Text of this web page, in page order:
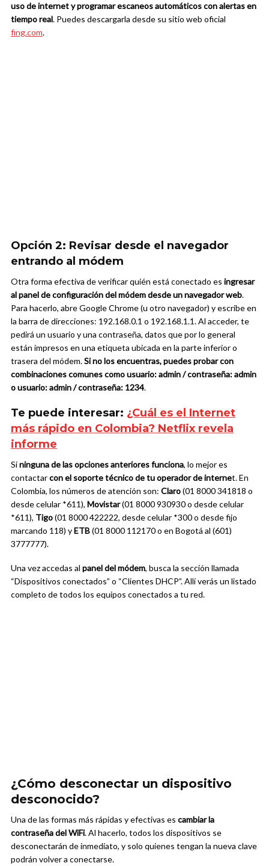
uso de internet y programar escaneos automáticos con alertas en
tiempo real. Puedes descargarla desde su sitio web oficial
fing.com.
Opción 2: Revisar desde el navegador
entrando al módem
Otra forma efectiva de verificar quién está conectado es ingresar
al panel de configuración del módem desde un navegador web.
Para hacerlo, abre Google Chrome (u otro navegador) y escribe en
la barra de direcciones: 192.168.0.1 o 192.168.1.1. Al acceder, te
pedirá un usuario y una contraseña, datos que por lo general
están impresos en una etiqueta ubicada en la parte inferior o
trasera del módem.Si no los encuentras, puedes probar con
combinaciones comunes como usuario: admin / contraseña: admin
o usuario: admin / contraseña: 1234.
Te puede interesar: ¿Cuál es el Internet
más rápido en Colombia? Netflix revela
informe
Sininguna de las opciones anteriores funciona, lo mejor es
contactarcon el soporte técnico de tu operador de internet. En
Colombia, los números de atención son: Claro(01 8000 341818 o
desde celular *611), Movistar(01 8000 930930 o desde celular
*611), Tigo(01 8000 422222, desde celular *300 o desde fijo
marcando 118) yETB(01 8000 112170 o en Bogotá al (601)
3777777).
Una vez accedas al panel del módem, busca la sección llamada
“Dispositivos conectados” o “Clientes DHCP”. Allí verás un listado
completo de todos los equipos conectados a tu red.
¿Cómo desconectar un dispositivo
desconocido?
Una de las formas más rápidas y efectivas es cambiar la
contraseña del WiFi. Al hacerlo, todos los dispositivos se
desconectarán de inmediato, y solo quienes tengan la nueva clave
podrán volver a conectarse.